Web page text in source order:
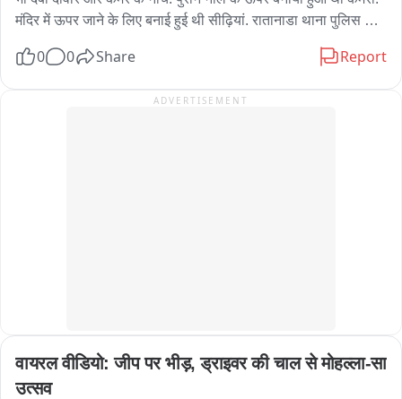
किया जा रहा है。
उसे इंजेक्शन देकर तत्काल अस्पताल रेफर किया गया था। पुलिस अब
मंदिर में ऊपर जाने के लिए बनाई हुई थी सीढ़ियां. रातानाडा थाना पुलिस मौके
0 0 Share Report
ADVERTISEMENT
वायरल वीडियो: जीप पर भीड़, ड्राइवर की चाल से मोहल्ला-सा
उत्सव